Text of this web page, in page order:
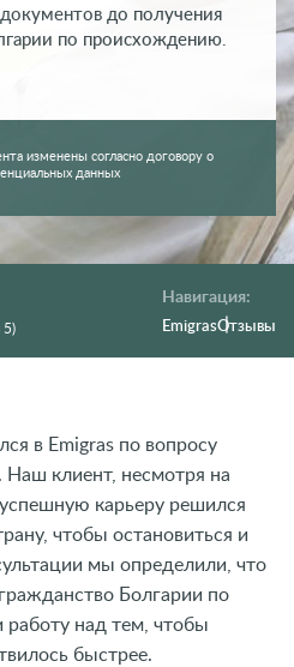
до получения
по происхождению.
изменены согласно договору о
данных
5)
Навигация:
EmigrasОтзывы
в Emigras по вопросу
клиент, несмотря на
карьеру решился
чтобы остановиться и
мы определили, что
Болгарии по
над тем, чтобы
быстрее.